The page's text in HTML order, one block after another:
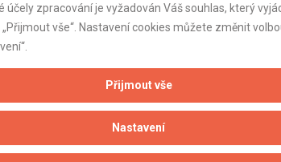
účely zpracování je vyžadován Váš souhlas, který
vše“. Nastavení cookies můžete změnit
Přijmout vše
Nastavení